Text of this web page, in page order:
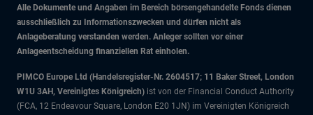
Alle Dokumente und Angaben im Bereich börsengehandelte Fonds dienen
ausschließlich zu Informationszwecken und dürfen nicht als
Anlageberatung verstanden werden. Anleger sollten vor einer
Anlageentscheidung finanziellen Rat einholen.
PIMCO Europe Ltd (Handelsregister-Nr. 2604517; 11 Baker Street, London
W1U 3AH, Vereinigtes Königreich) ist von der Financial Conduct Authority
(FCA, 12 Endeavour Square, London E20 1JN) im Vereinigten Königreich